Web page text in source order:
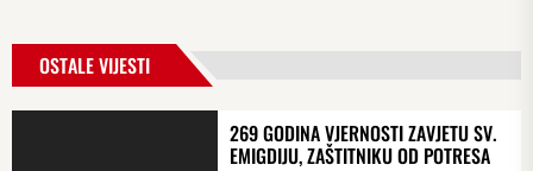
OSTALE VIJESTI
269 GODINA VJERNOSTI ZAVJETU SV.
EMIGDIJU, ZAŠTITNIKU OD POTRESA